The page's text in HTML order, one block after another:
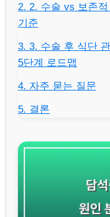
2. 2. 수술 vs 보존
기준
3. 3. 수술 후 식단
5단계 로드맵
4. 자주 묻는 질문
5. 결론